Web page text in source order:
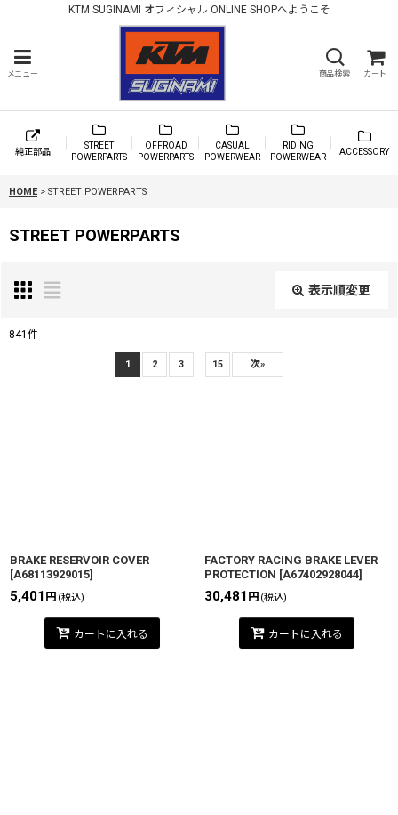
KTM SUGINAMI オフィシャル ONLINE SHOPへようこそ
メニュー 商品検索 カート
純正部品
STREET
POWERPARTS
OFFROAD
POWERPARTS
CASUAL
POWERWEAR
RIDING
POWERWEAR
ACCESSORY
HOME > STREET POWERPARTS
STREET POWERPARTS
表示順変更
841 件
1 2 3 ... 15 次»
BRAKE RESERVOIR COVER
[A68113929015]
5,401 円 (税込)
カートに入れる
FACTORY RACING BRAKE LEVER
PROTECTION [A67402928044]
30,481 円 (税込)
カートに入れる